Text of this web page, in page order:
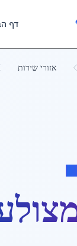
דף
אזורי שירות